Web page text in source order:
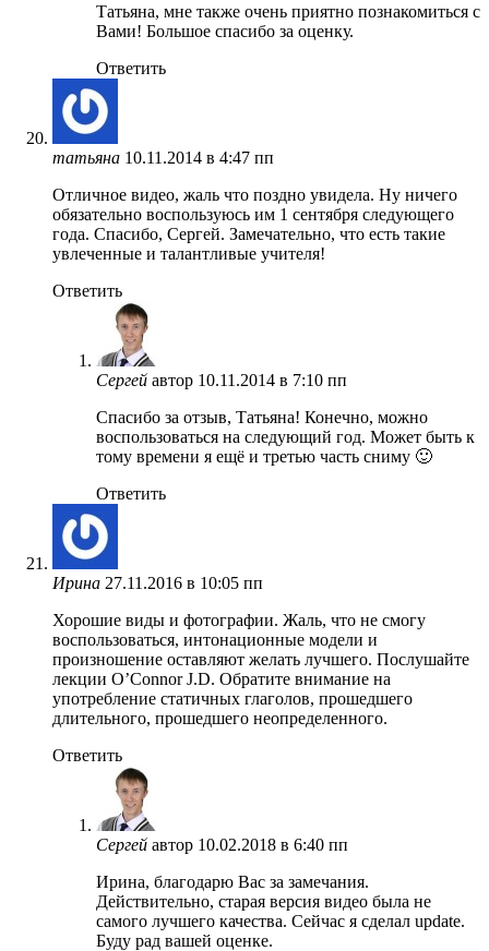
Татьяна, мне также очень приятно познакомиться с
Вами! Большое спасибо за оценку.
Ответить
татьяна 10.11.2014 в 4:47 пп
Отличное видео, жаль что поздно увидела. Ну ничего
обязательно воспользуюсь им 1 сентября следующего
года. Спасибо, Сергей. Замечательно, что есть такие
увлеченные и талантливые учителя!
Ответить
Сергей автор 10.11.2014 в 7:10 пп
Спасибо за отзыв, Татьяна! Конечно, можно
воспользоваться на следующий год. Может быть к
тому времени я ещё и третью часть сниму 🙂
Ответить
Ирина 27.11.2016 в 10:05 пп
Хорошие виды и фотографии. Жаль, что не смогу
воспользоваться, интонационные модели и
произношение оставляют желать лучшего. Послушайте
лекции О’Connor J.D. Обратите внимание на
употребление статичных глаголов, прошедшего
длительного, прошедшего неопределенного.
Ответить
Сергей автор 10.02.2018 в 6:40 пп
Ирина, благодарю Вас за замечания.
Действительно, старая версия видео была не
самого лучшего качества. Сейчас я сделал update.
Буду рад вашей оценке.